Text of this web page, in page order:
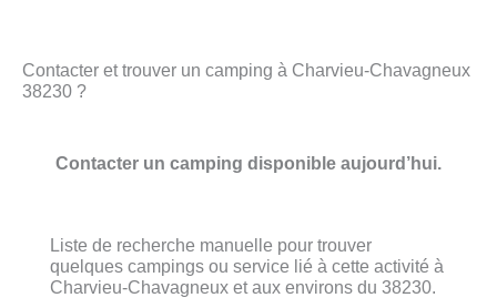
Contacter et trouver un camping à Charvieu-Chavagneux
38230 ?
Contacter un camping disponible aujourd’hui.
Liste de recherche manuelle pour trouver
quelques campings ou service lié à cette activité à
Charvieu-Chavagneux et aux environs du 38230.